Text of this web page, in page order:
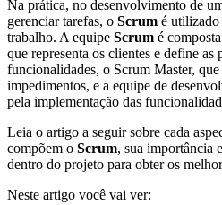
Na prática, no desenvolvimento de
gerenciar tarefas, o Scrum é utilizado
trabalho. A equipe Scrum é
que representa os clientes e define as
funcionalidades, o Scrum Master,
impedimentos, e a equipe de
pela implementação das
Leia o artigo a seguir sobre cada
compõem o Scrum, sua importância
dentro do projeto para obter os
Neste artigo você vai ver: